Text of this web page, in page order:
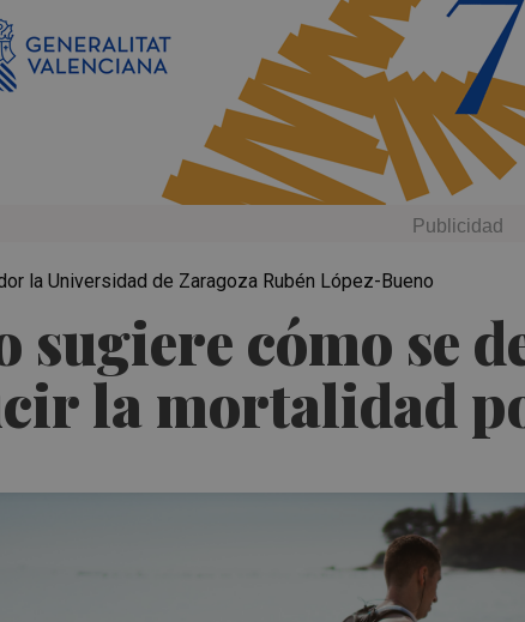
sugiere cómo se
la mortalidad
la Universidad de Zaragoza Rubén López-Bueno